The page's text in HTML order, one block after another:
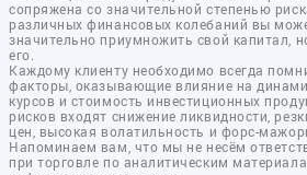
сопряжена со значительной степенью
различных финансовых колебаний вы
значительно приумножить свой капитал,
его.
Каждому клиенту необходимо всегда
факторы, оказывающие влияние на
курсов и стоимость инвестиционных
рисков входят снижение ликвидности,
цен, высокая волатильность и форс-
Напоминаем вам, что мы не несём
при торговле по аналитическим